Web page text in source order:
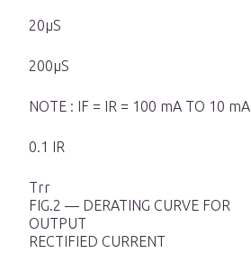
20µS
200µS
NOTE : IF = IR = 100 mA TO 10 mA
0.1 IR
Trr
FIG.2 — DERATING CURVE FOR
OUTPUT
RECTIFIED CURRENT